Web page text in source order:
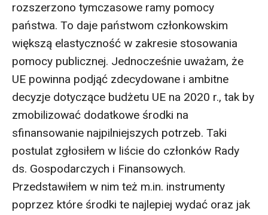
rozszerzono tymczasowe ramy pomocy
państwa. To daje państwom członkowskim
większą elastyczność w zakresie stosowania
pomocy publicznej. Jednocześnie uważam, że
UE powinna podjąć zdecydowane i ambitne
decyzje dotyczące budżetu UE na 2020 r., tak by
zmobilizować dodatkowe środki na
sfinansowanie najpilniejszych potrzeb. Taki
postulat zgłosiłem w liście do członków Rady
ds. Gospodarczych i Finansowych.
Przedstawiłem w nim też m.in. instrumenty
poprzez które środki te najlepiej wydać oraz jak